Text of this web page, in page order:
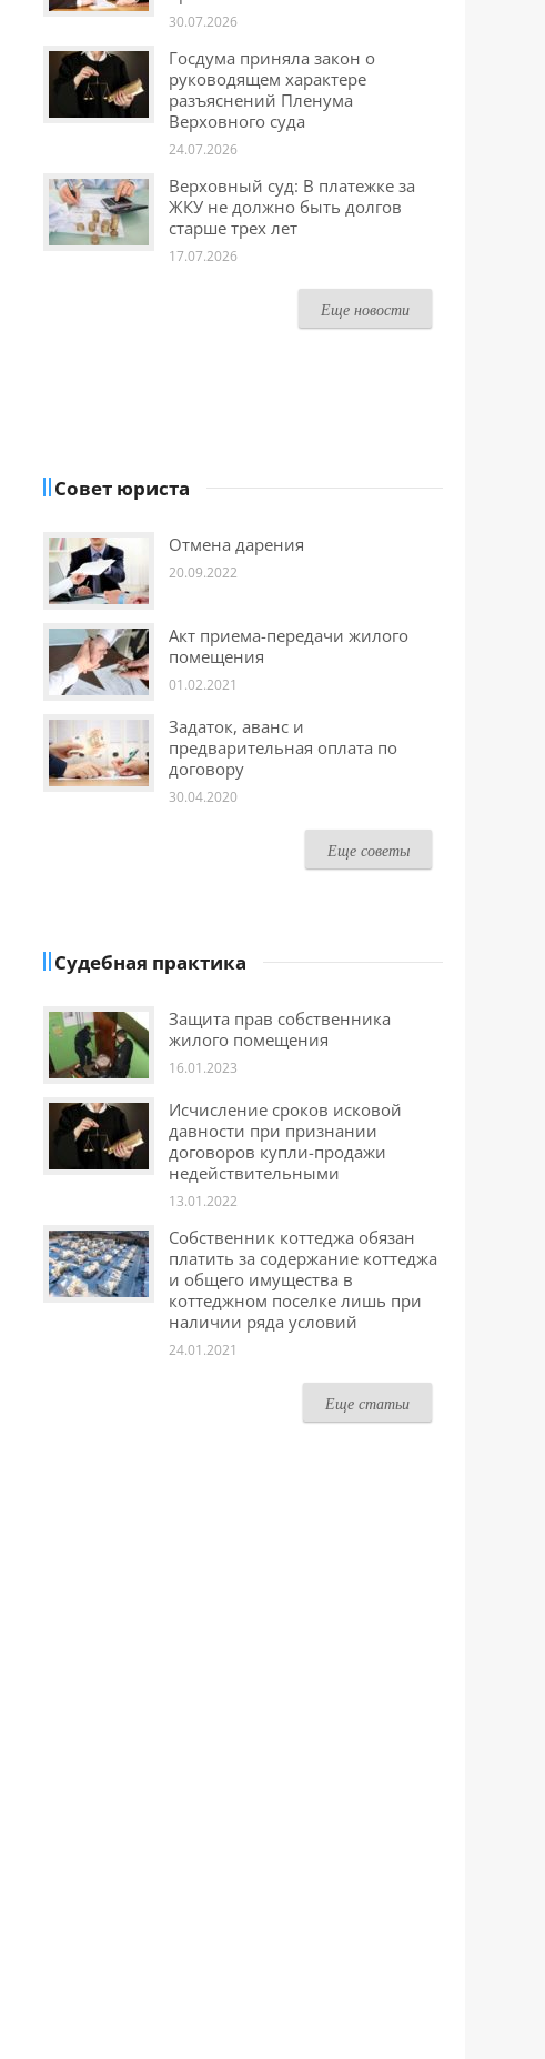
30.07.2026
Госдума приняла закон о
руководящем характере
разъяснений Пленума
Верховного суда
24.07.2026
Верховный суд: В платежке за
ЖКУ не должно быть долгов
старше трех лет
17.07.2026
Еще новости
Совет юриста
Отмена дарения
20.09.2022
Акт приема-передачи жилого
помещения
01.02.2021
Задаток, аванс и
предварительная оплата по
договору
30.04.2020
Еще советы
Судебная практика
Защита прав собственника
жилого помещения
16.01.2023
Исчисление сроков исковой
давности при признании
договоров купли-продажи
недействительными
13.01.2022
Собственник коттеджа обязан
платить за содержание коттеджа
и общего имущества в
коттеджном поселке лишь при
наличии ряда условий
24.01.2021
Еще статьи